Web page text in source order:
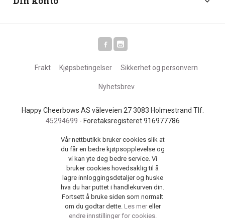
Frakt Kjøpsbetingelser Sikkerhet og personvern
Nyhetsbrev
Happy Cheerbows AS våleveien 27 3083 Holmestrand Tlf.
45294699 - Foretaksregisteret 916977786
Vår nettbutikk bruker cookies slik at
du får en bedre kjøpsopplevelse og
vi kan yte deg bedre service. Vi
bruker cookies hovedsaklig til å
lagre innloggingsdetaljer og huske
hva du har puttet i handlekurven din.
Fortsett å bruke siden som normalt
om du godtar dette. Les mer eller
endre innstillinger for cookies.